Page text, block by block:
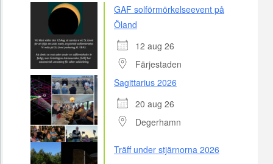
GAF solförmörkelseevent på
Öland
12 aug 26
Färjestaden
Sagittarius 2026
20 aug 26
Degerhamn
Träff under stjärnorna 2026